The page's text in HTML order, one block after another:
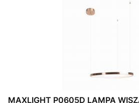
MAXLIGHT P0605D LAMPA